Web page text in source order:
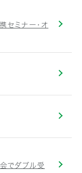
セミナー・オ
でダブル受